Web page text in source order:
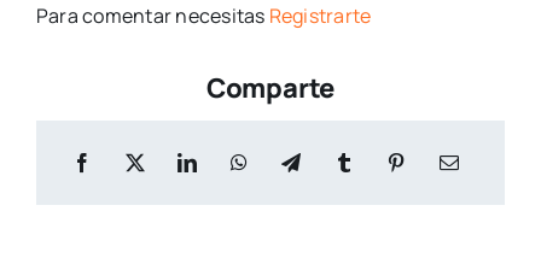
Para comentar necesitas Registrarte
Comparte